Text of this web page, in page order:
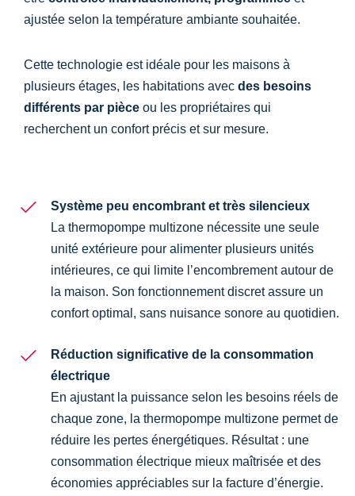
ajustée selon la température ambiante souhaitée.
Cette technologie est idéale pour les maisons à
plusieurs étages, les habitations avec des besoins
différents par pièce ou les propriétaires qui
recherchent un confort précis et sur mesure.
Système peu encombrant et très silencieux
La thermopompe multizone nécessite une seule
unité extérieure pour alimenter plusieurs unités
intérieures, ce qui limite l’encombrement autour de
la maison. Son fonctionnement discret assure un
confort optimal, sans nuisance sonore au quotidien.
Réduction significative de la consommation
électrique
En ajustant la puissance selon les besoins réels de
chaque zone, la thermopompe multizone permet de
réduire les pertes énergétiques. Résultat : une
consommation électrique mieux maîtrisée et des
économies appréciables sur la facture d’énergie.